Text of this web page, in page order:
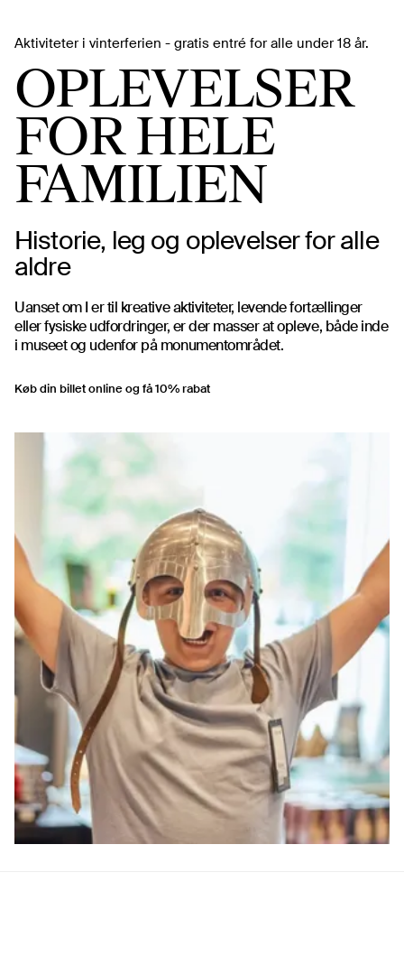
OPLEVELSER
FOR HELE
FAMILIEN
Aktiviteter i vinterferien - gratis entré for alle under 18 år.
Historie, leg og oplevelser for alle
aldre
Uanset om I er til kreative aktiviteter, levende fortællinger
eller fysiske udfordringer, er der masser at opleve, både inde
i museet og udenfor på monumentområdet.
Køb din billet online og få 10% rabat